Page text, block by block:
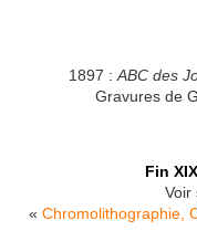
1897 : ABC des
Gravures de
Fin
Voir
« Chromolithographie,